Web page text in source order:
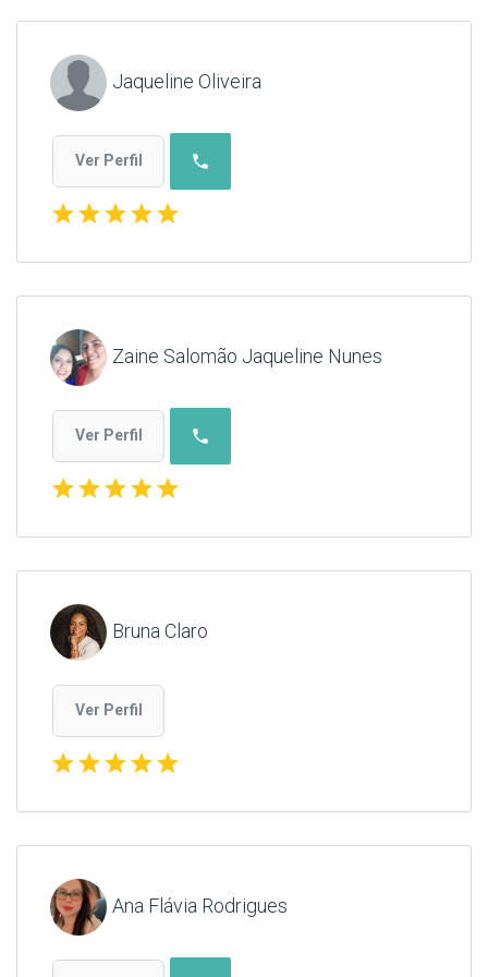
Jaqueline Oliveira
Ver Perfil phone
starstarstarstarstar
Zaine Salomão Jaqueline Nunes
Ver Perfil phone
starstarstarstarstar
Bruna Claro
Ver Perfil
starstarstarstarstar
Ana Flávia Rodrigues